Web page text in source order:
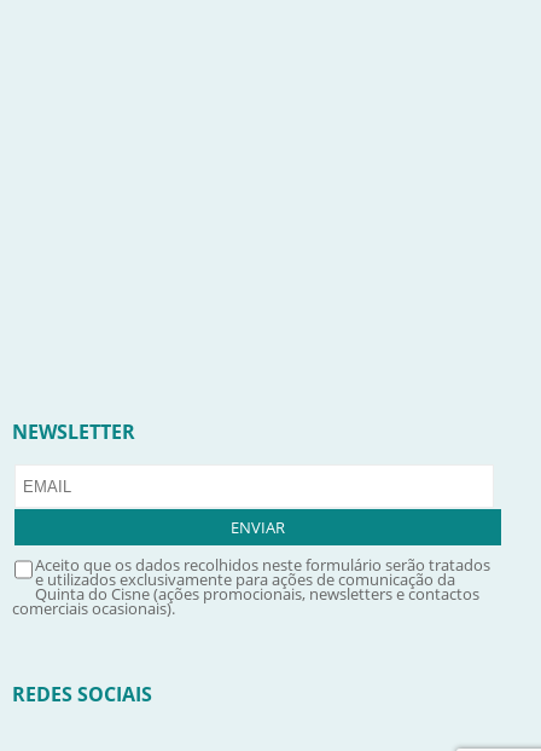
NEWSLETTER
Aceito que os dados recolhidos neste formulário serão tratados
e utilizados exclusivamente para ações de comunicação da
Quinta do Cisne (ações promocionais, newsletters e contactos
comerciais ocasionais).
REDES SOCIAIS